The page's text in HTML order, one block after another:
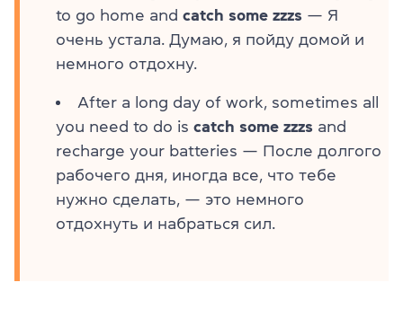
to go home and catch some zzzs — Я
очень устала. Думаю, я пойду домой и
немного отдохну.
After a long day of work, sometimes all
you need to do is catch some zzzs and
recharge your batteries — После долгого
рабочего дня, иногда все, что тебе
нужно сделать, — это немного
отдохнуть и набраться сил.